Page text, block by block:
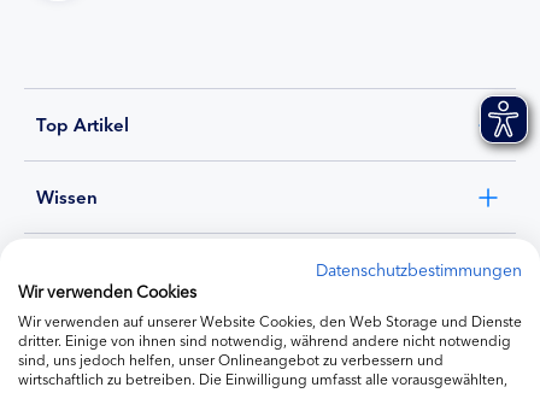
Top Artikel
Wissen
Ernährung
Datenschutzbestimmungen
Wir verwenden Cookies
Wir verwenden auf unserer Website Cookies, den Web Storage und Dienste
dritter. Einige von ihnen sind notwendig, während andere nicht notwendig
sind, uns jedoch helfen, unser Onlineangebot zu verbessern und
wirtschaftlich zu betreiben. Die Einwilligung umfasst alle vorausgewählten,